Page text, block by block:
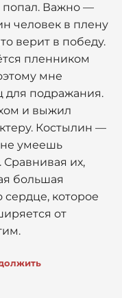
попал. Важно —
человек в плену
верит в победу.
пленником
мне
для подражания.
и выжил
Костылин —
умеешь
Сравнивая их,
большая
сердце, которое
от